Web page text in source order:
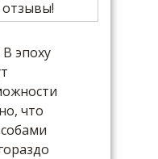
В эпоху
что